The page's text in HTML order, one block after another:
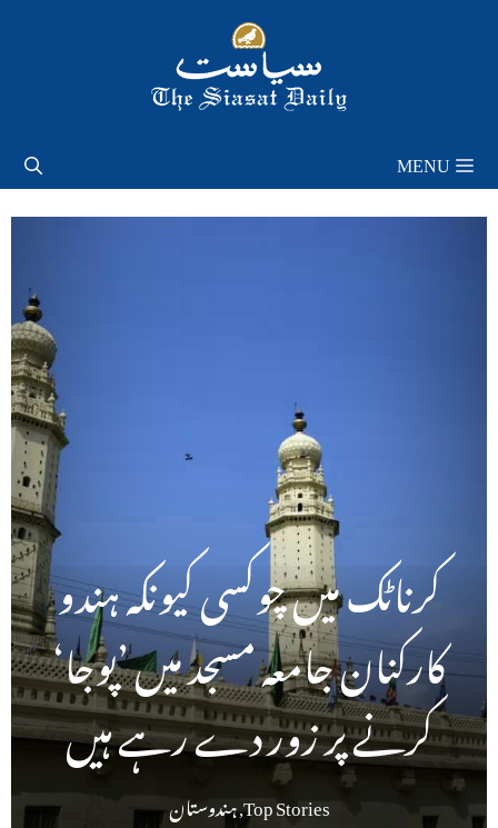
MENU
کرناٹک میں چوکسی کیونکہ ہندو
کارکنان جامعہ مسجد میں ’پوجا‘
کرنے پر زور دے رہے ہیں
Top Stories
,ہندوستان